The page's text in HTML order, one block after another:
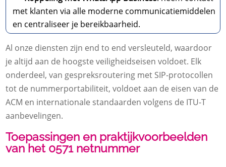
met klanten via alle moderne communicatiemiddelen
en centraliseer je bereikbaarheid.
Al onze diensten zijn end to end versleuteld, waardoor
je altijd aan de hoogste veiligheidseisen voldoet. Elk
onderdeel, van gespreksroutering met SIP-protocollen
tot de nummerportabiliteit, voldoet aan de eisen van de
ACM en internationale standaarden volgens de ITU-T
aanbevelingen.
Toepassingen en praktijkvoorbeelden
van het 0571 netnummer